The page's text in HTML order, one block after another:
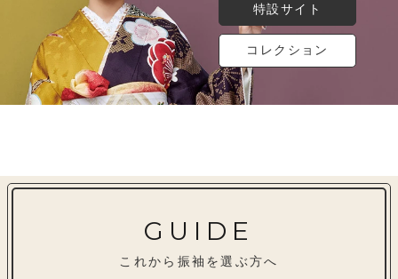
特設サイト
コレクション
GUIDE
これから振袖を選ぶ方へ